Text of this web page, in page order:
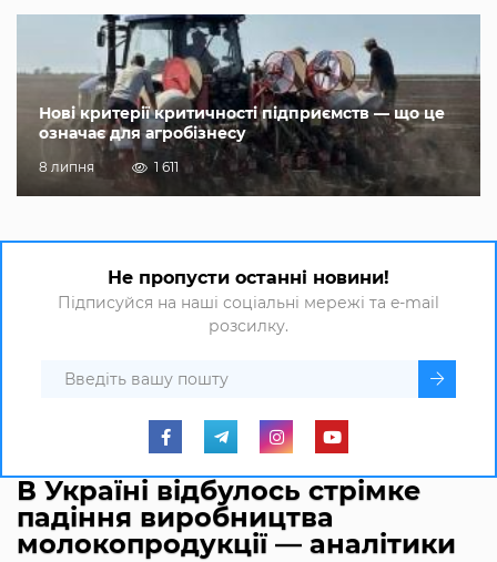
Нові критерії критичності підприємств — що це
означає для агробізнесу
8 липня 1 611
Не пропусти останні новини!
Підписуйся на наші соціальні мережі та e-mail
розсилку.
В Україні відбулось стрімке
падіння виробництва
молокопродукції — аналітики